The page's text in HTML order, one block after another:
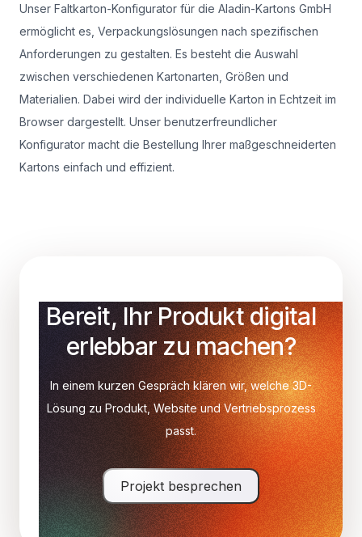
Unser Faltkarton-Konfigurator für die Aladin-Kartons GmbH
ermöglicht es, Verpackungslösungen nach spezifischen
Anforderungen zu gestalten. Es besteht die Auswahl
zwischen verschiedenen Kartonarten, Größen und
Materialien. Dabei wird der individuelle Karton in Echtzeit im
Browser dargestellt. Unser benutzerfreundlicher
Konfigurator macht die Bestellung Ihrer maßgeschneiderten
Kartons einfach und effizient.
Bereit, Ihr Produkt digital
erlebbar zu machen?
In einem kurzen Gespräch klären wir, welche 3D-
Lösung zu Produkt, Website und Vertriebsprozess
passt.
Projekt besprechen